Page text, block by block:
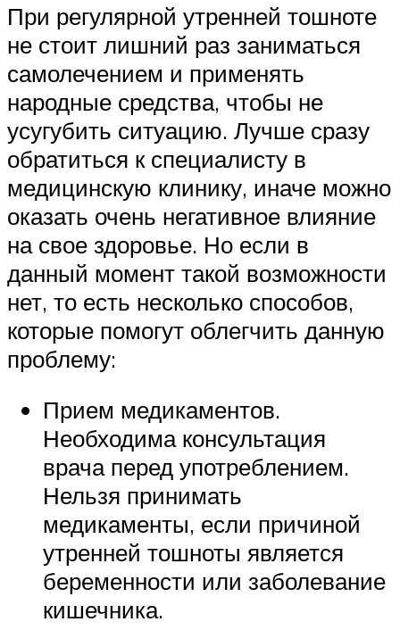
При регулярной утренней тошноте
не стоит лишний раз заниматься
самолечением и применять
народные средства, чтобы не
усугубить ситуацию. Лучше сразу
обратиться к специалисту в
медицинскую клинику, иначе можно
оказать очень негативное влияние
на свое здоровье. Но если в
данный момент такой возможности
нет, то есть несколько способов,
которые помогут облегчить данную
проблему:
Прием медикаментов.
Необходима консультация
врача перед употреблением.
Нельзя принимать
медикаменты, если причиной
утренней тошноты является
беременности или заболевание
кишечника.